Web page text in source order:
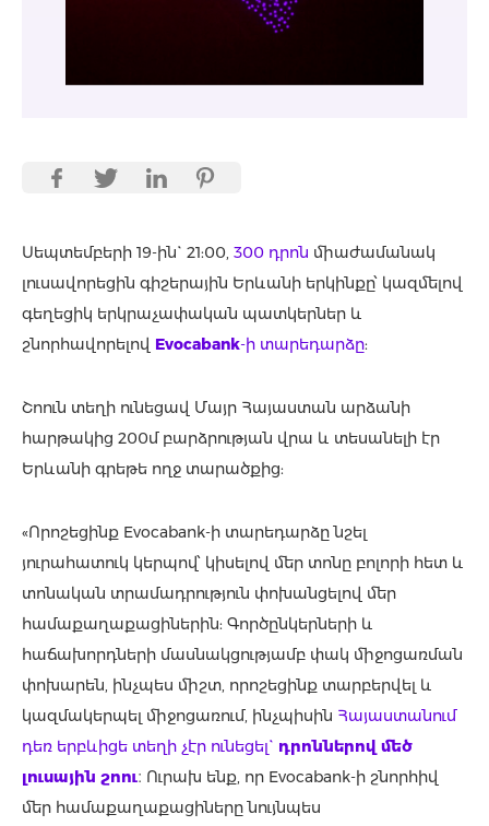
Սեպտեմբերի 19-ին` 21:00, 300 դրոն միաժամանակ
լուսավորեցին գիշերային Երևանի երկինքը՝ կազմելով
գեղեցիկ երկրաչափական պատկերներ և
շնորհավորելով Evocabank-ի տարեդարձը:
Շոուն տեղի ունեցավ Մայր Հայաստան արձանի
հարթակից 200մ բարձրության վրա և տեսանելի էր
Երևանի գրեթե ողջ տարածքից:
«Որոշեցինք Evocabank-ի տարեդարձը նշել
յուրահատուկ կերպով՝ կիսելով մեր տոնը բոլորի հետ և
տոնական տրամադրություն փոխանցելով մեր
համաքաղաքացիներին: Գործընկերների և
հաճախորդների մասնակցությամբ փակ միջոցառման
փոխարեն, ինչպես միշտ, որոշեցինք տարբերվել և
կազմակերպել միջոցառում, ինչպիսին Հայաստանում
դեռ երբևիցե տեղի չէր ունեցել` դրոններով մեծ
լուսային շոու։ Ուրախ ենք, որ Evocabank-ի շնորհիվ
մեր համաքաղաքացիները նույնպես